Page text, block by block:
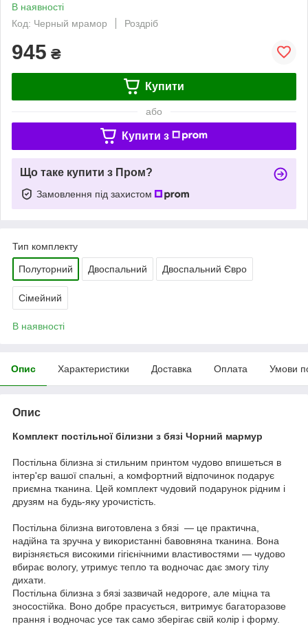
В наявності
Код: Черный мрамор
Роздріб
945 ₴
Купити
або
Купити з
Що таке купити з Пром?
Замовлення під захистом
Тип комплекту
Полуторний Двоспальний Двоспальний Євро
Сімейний
В наявності
Опис Характеристики Доставка Оплата Умови
Опис
Комплект постільної білизни з бязі Чорний мармур
Постільна білизна зі стильним принтом чудово впишеться в
інтер'єр вашої спальні, а комфортний відпочинок подарує
приємна тканина. Цей комплект чудовий подарунок рідним і
друзям на будь-яку урочистість.
Постільна білизна виготовлена з бязі — це практична,
надійна та зручна у використанні бавовняна тканина. Вона
вирізняється високими гігієнічними властивостями — чудово
вбирає вологу, утримує тепло та водночас дає змогу тілу
дихати.
Постільна білизна з бязі зазвичай недороге, але міцна та
зносостійка. Воно добре прасується, витримує багаторазове
прання і водночас усе так само зберігає свій колір і форму.